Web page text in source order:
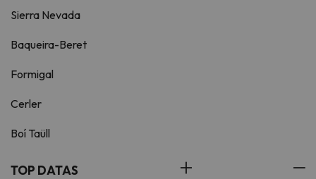
Sierra Nevada
Baqueira-Beret
Formigal
Cerler
Boí Taüll
TOP DATAS